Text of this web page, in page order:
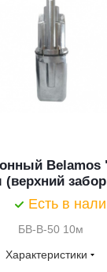
БВ-
В-50 10м (верхний
Есть в
БВ-В-50 10м
Характеристики